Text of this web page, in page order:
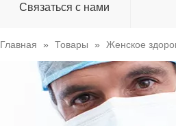
Связаться с нами
Главная » Товары » Женское